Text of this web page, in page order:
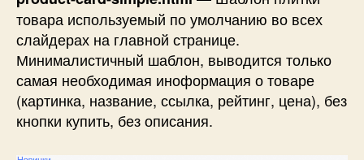
товара используемый по умолчанию во всех
слайдерах на главной странице.
Минималистичный шаблон, выводится только
самая необходимая иноформация о товаре
(картинка, название, ссылка, рейтинг, цена), без
кнопки купить, без описания.